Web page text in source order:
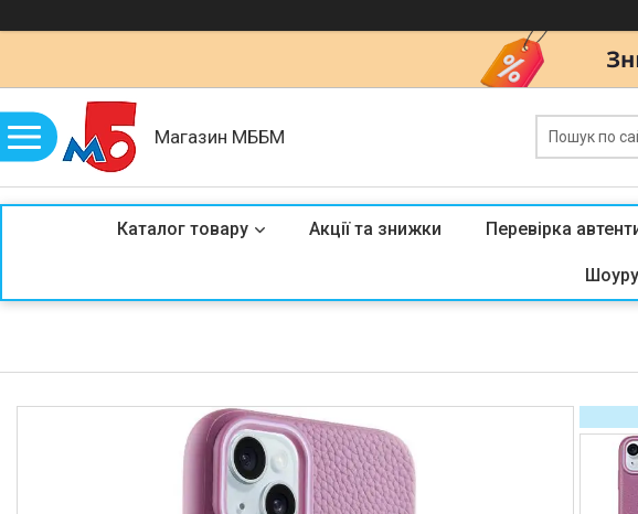
Магазин МББМ
Каталог товару Акції та знижки Перевірка